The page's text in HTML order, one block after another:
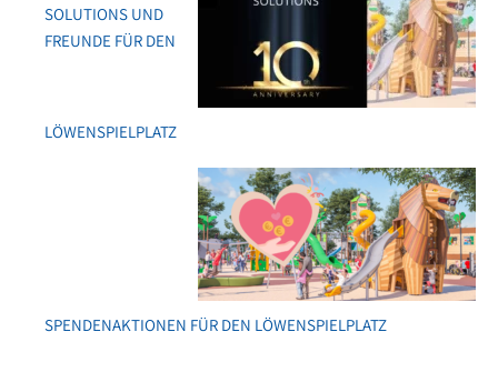
SOLUTIONS UND
FREUNDE FÜR DEN
LÖWENSPIELPLATZ
SPENDENAKTIONEN FÜR DEN LÖWENSPIELPLATZ